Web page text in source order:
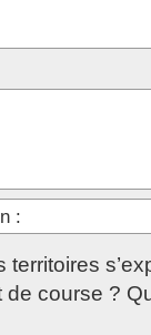
:
territoires
course ?